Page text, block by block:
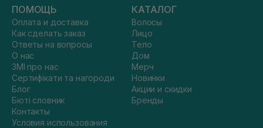
ПОМОЩЬ
Оплата и доставка
Как сделать заказ
Ответы на вопросы
О нас
ЗМІ про нас
Сертифікати та нагороди
Блог
Бюті словник
Контакты
Условия использования
КАТАЛОГ
Волосы
Лицо
Тело
Дом
Мерч
Новинки
Акции и скидки
Бренды